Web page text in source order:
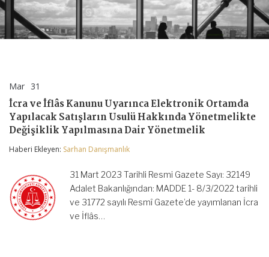
Mar 31
ve
İflâs
Kanunu
Uyarınca
Elektronik
Ortamda
Usulü
Hakkında
Yönetmelikte
Değişiklik
Yapılmasına
İcra ve İflâs Kanunu Uyarınca Elektronik Ortamda
Yapılacak Satışların Usulü Hakkında Yönetmelikte
Değişiklik Yapılmasına Dair Yönetmelik
Haberi Ekleyen: Sarhan Danışmanlık
31 Mart 2023 Tarihli Resmi Gazete Sayı: 32149
Adalet Bakanlığından: MADDE 1- 8/3/2022 tarihli
ve 31772 sayılı Resmî Gazete’de yayımlanan İcra
ve İflâs…